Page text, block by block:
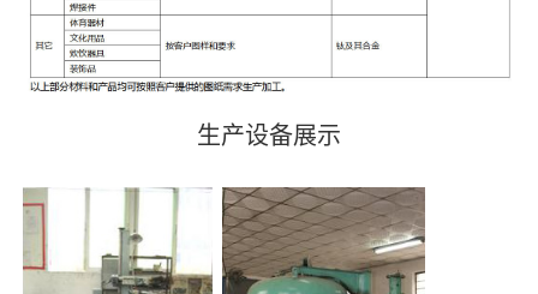
生产设备展示